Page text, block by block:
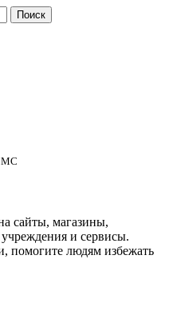
сайты, магазины,
и сервисы.
помогите людям избежать